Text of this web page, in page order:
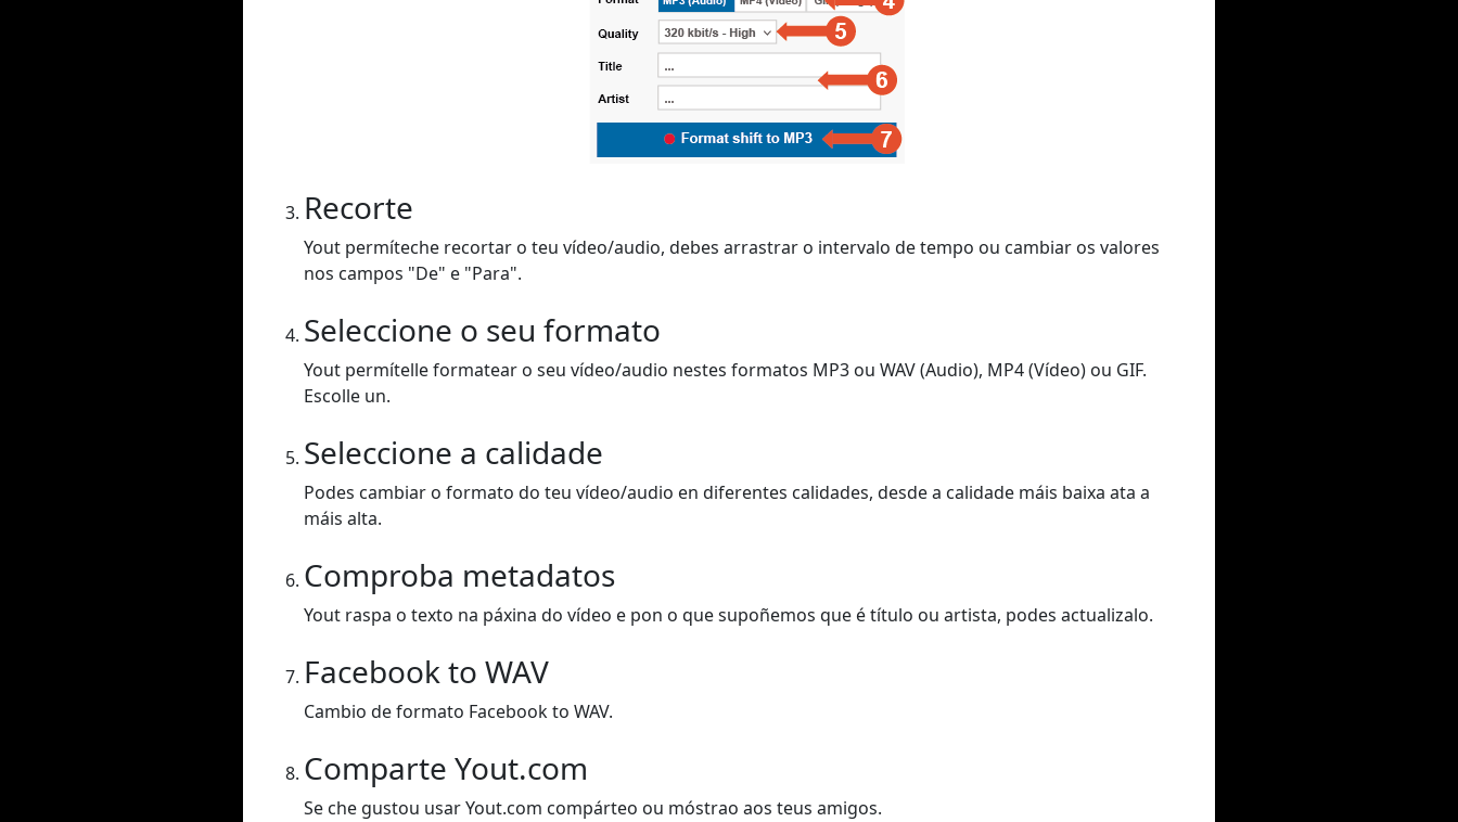
Recorte
Yout permíteche recortar o teu vídeo/audio, debes arrastrar o intervalo de tempo ou cambiar os valores
nos campos "De" e "Para".
Seleccione o seu formato
Yout permítelle formatear o seu vídeo/audio nestes formatos MP3 ou WAV (Audio), MP4 (Vídeo) ou GIF.
Escolle un.
Seleccione a calidade
Podes cambiar o formato do teu vídeo/audio en diferentes calidades, desde a calidade máis baixa ata a
máis alta.
Comproba metadatos
Yout raspa o texto na páxina do vídeo e pon o que supoñemos que é título ou artista, podes actualizalo.
Facebook to WAV
Cambio de formato Facebook to WAV.
Comparte Yout.com
Se che gustou usar Yout.com compárteo ou móstrao aos teus amigos.